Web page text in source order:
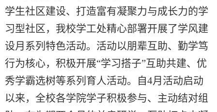
学生社区建设、打造富有凝聚力与成长力的学
习型社区，我校学工处精心部署开展了学风建
设月系列特色活动。活动以朋辈互助、勤学笃
行为核心，积极开展“学习搭子”互助共建、优
秀学霸选树等系列育人活动。自4月活动启动
以来，全校各学院学子积极参与、主动结对组